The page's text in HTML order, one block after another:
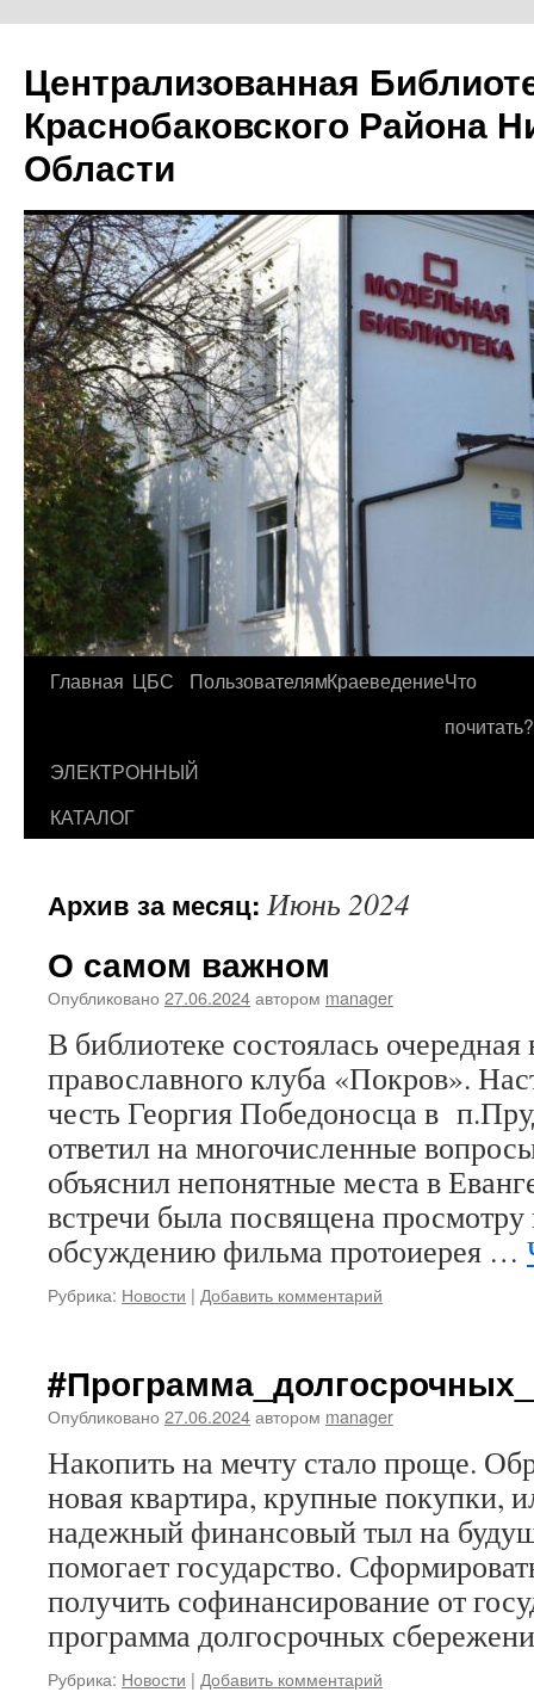
Централизованная
Краснобаковского Района
Области
Перейти
содержимому
Главная ЦБС ПользователямКраеведениеЧто
почитать?
ЭЛЕКТРОННЫЙ
КАТАЛОГ
Архив за месяц:Июнь 2024
О самом важном
Опубликовано 27.06.2024автором manager
В библиотеке состоялась очередная
православного клуба «Покров».
честь Георгия Победоносца в
ответил на многочисленные
объяснил непонятные места в
встречи была посвящена
обсуждению фильма протоиерея …
Рубрика: Новости | Добавить комментарий
Опубликовано 27.06.2024автором manager
Накопить на мечту стало проще.
новая квартира, крупные покупки,
надежный финансовый тыл на
помогает государство.
получить софинансирование от
программа долгосрочных
Рубрика: Новости | Добавить комментарий